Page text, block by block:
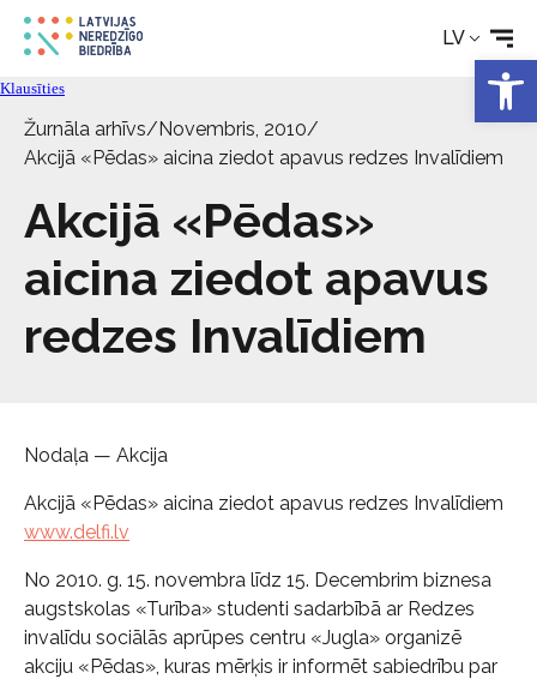
LV
Rehabilitācija
Tehniskie palīglīdzekļi
Aktualitātes
Pakalpojumi
Par biedrību
Klausīties
Žurnāla arhīvs/Novembris, 2010/
Akcijā «Pēdas» aicina ziedot apavus redzes Invalīdiem
Akcijā «Pēdas»
aicina ziedot apavus
redzes Invalīdiem
Nodaļa — Akcija
Akcijā «Pēdas» aicina ziedot apavus redzes Invalīdiem
www.delfi.lv
No 2010. g. 15. novembra līdz 15. Decembrim biznesa
augstskolas «Turība» studenti sadarbībā ar Redzes
invalīdu sociālās aprūpes centru «Jugla» organizē
akciju «Pēdas», kuras mērķis ir informēt sabiedrību par